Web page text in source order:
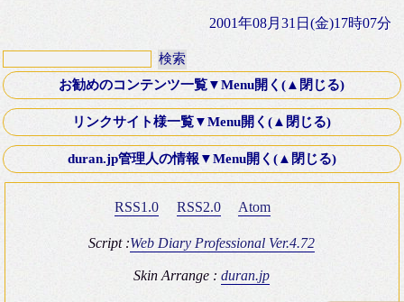
2001年08月31日(金)17時07分
お勧めのコンテンツ一覧▼Menu開く(▲閉じる)
第十八話・外伝「Down ！」K氏より寄稿
Old Fashioned Love Songシリーズ
映画 いつかA列車に乗って 2003年
ミステリースポット10 青木が原樹海・夜の国道139号線
復刻版 itt-your-a! その8 僕はブッシュマン＾＾
リンクサイト様一覧▼Menu開く(▲閉じる)
文芸Webサーチ
K-電子計算機同好会
Four Silver Rings
Brown_eyes Hobby Square
ＴＲＡＤ（トラッド）のHP
duran.jp管理人の情報▼Menu開く(▲閉じる)
duran.jp管理人の情報
RSS1.0 RSS2.0 Atom
Script :Web Diary Professional Ver.4.72
Skin Arrange :duran.jp